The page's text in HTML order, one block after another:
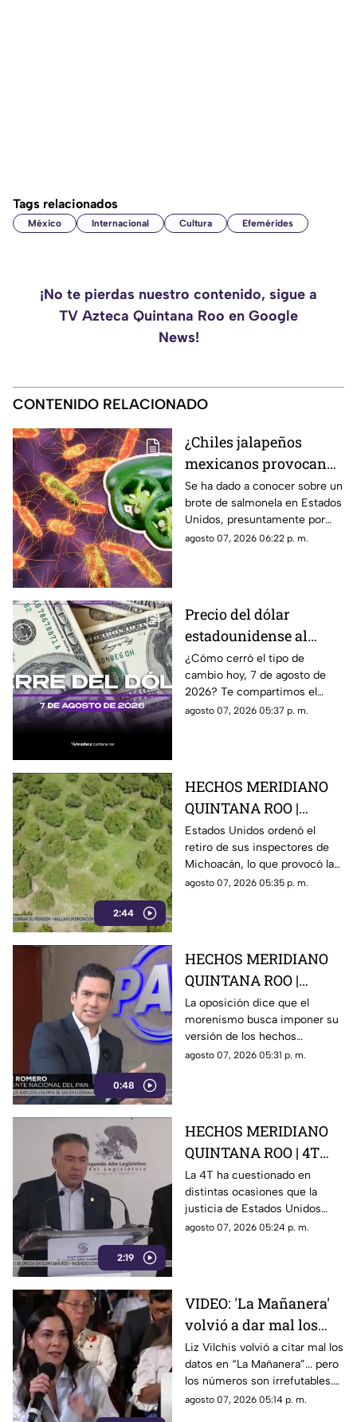
Tags relacionados
México Internacional Cultura Efemérides
¡No te pierdas nuestro contenido, sigue a
TV Azteca Quintana Roo en Google
News!
CONTENIDO RELACIONADO
¿Chiles jalapeños
mexicanos provocan
brote de salmonela en
Estados Unidos? Esto
debes saber
Se ha dado a conocer sobre un
brote de salmonela en Estados
Unidos, presuntamente por
chiles jalapeños mexicanos,
agosto 07, 2026 06:22 p. m.
Precio del dólar
estadounidense al
CIERRE de HOY, viernes
7 de agosto de 2026, en
Cancún
¿Cómo cerró el tipo de
cambio hoy, 7 de agosto de
2026? Te compartimos el
precio del dólar al cierre de
agosto 07, 2026 05:37 p. m.
2:44
HECHOS MERIDIANO
QUINTANA ROO |
E.E.U.U retira a sus
inspectores en
Michoacán y provocá
la suspensión de
Estados Unidos ordenó el
retiro de sus inspectores de
Michoacán, lo que provocó la
suspensión de las
agosto 07, 2026 05:35 p. m.
0:48
HECHOS MERIDIANO
QUINTANA ROO |
Oposición señala que el
morenismo quiere
imponer su versión de
los hechos usando la
La oposición dice que el
morenismo busca imponer su
versión de los hechos
mediante la censura, callar los
agosto 07, 2026 05:31 p. m.
2:19
HECHOS MERIDIANO
QUINTANA ROO | 4T
sigue cuestionando los
señalamientos de
E.E.U.U contra
narc0polít1c0s como
La 4T ha cuestionado en
distintas ocasiones que la
justicia de Estados Unidos
proceda contra presuntos
Rocha Moya, Enrique Inzunza y
otros funcionarios morenistas.
agosto 07, 2026 05:24 p. m.
VIDEO: 'La Mañanera'
volvió a dar mal los
datos: TV Azteca es el
medio tradicional con
mayor alcance y
credibilidad de México
Liz Vilchis volvió a citar mal los
datos en “La Mañanera”... pero
los números son irrefutables.
El estudio internacional de
agosto 07, 2026 05:14 p. m.